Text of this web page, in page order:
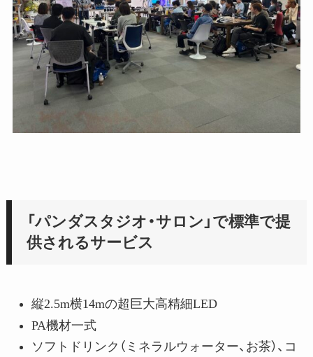
「パンダスタジオ・サロン」で標準で提
供されるサービス
縦2.5m横14mの超巨大高精細LED
PA機材一式
ソフトドリンク（ミネラルウォーター、お茶）、コ